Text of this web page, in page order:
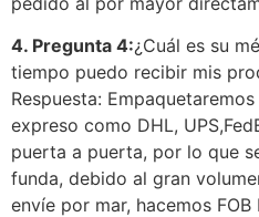
4. Pregunta 4:¿Cuál es su
tiempo puedo recibir mis
Respuesta:
expreso como DHL,
puerta a puerta, por lo que
funda, debido al gran
envíe por mar, hacemos